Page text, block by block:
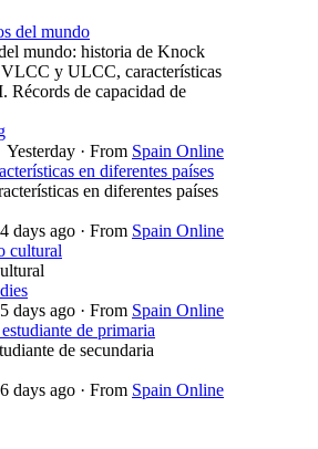
del mundo
mundo: historia de Knock
VLCC y ULCC, características
Récords de capacidad de
Yesterday · From Spain Online
en diferentes países
en diferentes países
4 days ago · From Spain Online
cultural
5 days ago · From Spain Online
de primaria
de secundaria
6 days ago · From Spain Online